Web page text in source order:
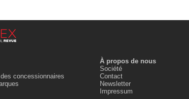
concessionnaires
À propos de nous
Société
Contact
Newsletter
Impressum